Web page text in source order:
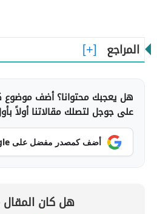
المراجع
هل يعجبك محتوانا؟ أضف
على جوجل لتصلك مقالاتنا أولاً
أضف كمصدر مفضل على Google
هل كان المقال